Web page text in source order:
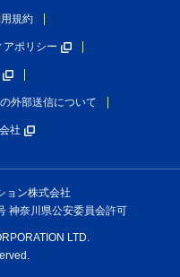
規約
アポリシー
外部送信について
社
ョン株式会社
神奈川県公安委員会許可
LTD.